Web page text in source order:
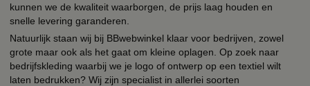
kunnen we de kwaliteit waarborgen, de prijs laag houden en
snelle levering garanderen.
Natuurlijk staan wij bij BBwebwinkel klaar voor bedrijven, zowel
grote maar ook als het gaat om kleine oplagen. Op zoek naar
bedrijfskleding waarbij we je logo of ontwerp op een textiel wilt
laten bedrukken? Wij zijn specialist in allerlei soorten